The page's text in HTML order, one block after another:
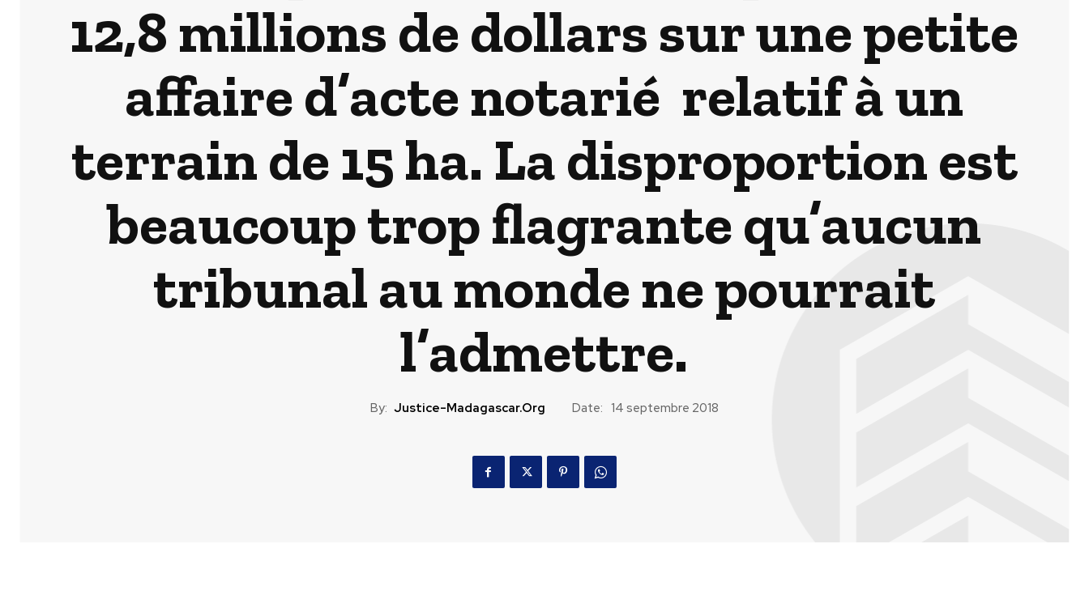
12,8 millions de dollars sur une petite
affaire d’acte notarié relatif à un
terrain de 15 ha. La disproportion est
beaucoup trop flagrante qu’aucun
tribunal au monde ne pourrait
l’admettre.
By: Justice-Madagascar.org Date: 14 septembre 2018